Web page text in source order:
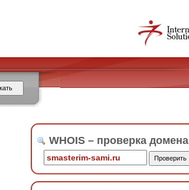
WHOIS – проверка домена